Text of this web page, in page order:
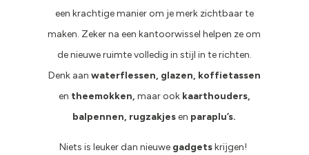
een krachtige manier om je merk zichtbaar te
maken. Zeker na een kantoorwissel helpen ze om
de nieuwe ruimte volledig in stijl in te richten.
Denk aan waterflessen, glazen, koffietassen
en theemokken, maar ookkaarthouders,
balpennen, rugzakjesen paraplu’s.
Niets is leuker dan nieuwe gadgetskrijgen!